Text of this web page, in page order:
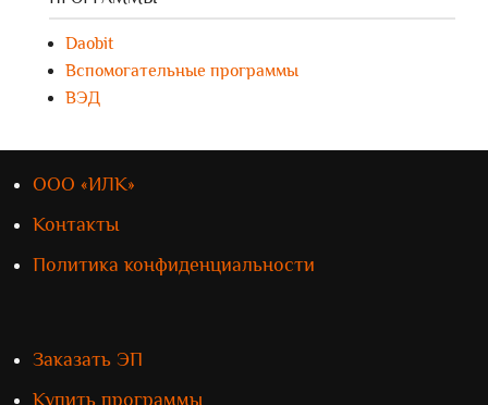
Daobit
Вспомогательные программы
ВЭД
ООО «ИЛК»
Контакты
Политика конфиденциальности
Заказать ЭП
Купить программы